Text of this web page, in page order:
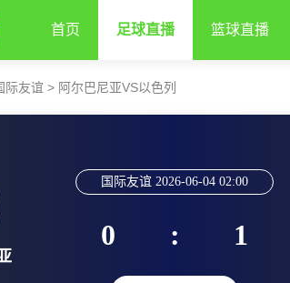
首页 足球直播 篮球直播
际友谊 > 阿尔巴尼亚VS以色列
国际友谊 2026-06-04 02:00
0 : 1